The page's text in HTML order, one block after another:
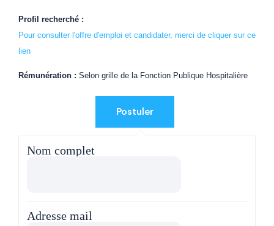
Profil recherché :
Pour consulter l'offre d'emploi et candidater, merci de cliquer sur ce
lien
Rémunération : Selon grille de la Fonction Publique Hospitalière
Nom complet
Adresse mail